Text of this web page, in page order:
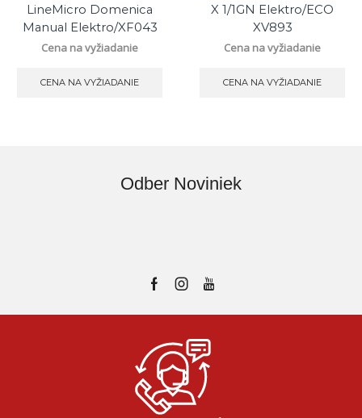
LineMicro Domenica
Manual Elektro/XF043
Cena na vyžiadanie
CENA NA VYŽIADANIE
X 1/1GN Elektro/ECO
XV893
Cena na vyžiadanie
CENA NA VYŽIADANIE
Odber Noviniek